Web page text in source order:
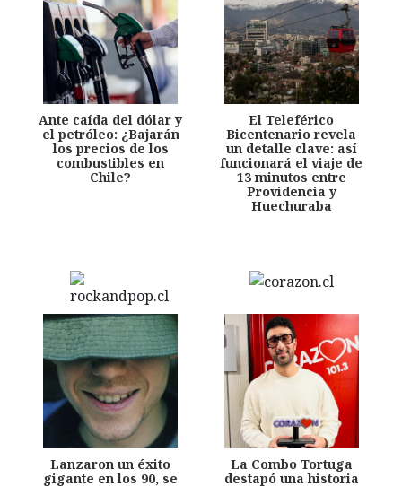
Ante caída del dólar y
el petróleo: ¿Bajarán
los precios de los
combustibles en
Chile?
El Teleférico
Bicentenario revela
un detalle clave: así
funcionará el viaje de
13 minutos entre
Providencia y
Huechuraba
Lanzaron un éxito
gigante en los 90, se
La Combo Tortuga
destapó una historia